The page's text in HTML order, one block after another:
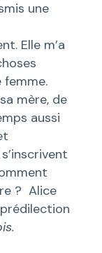
une
Elle m’a
femme.
mère, de
aussi
? Alice